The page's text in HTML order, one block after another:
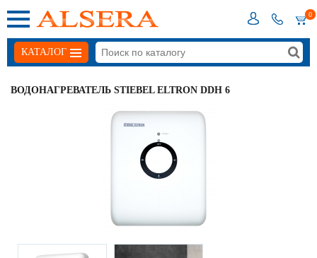
0
КАТАЛОГ
ВОДОНАГРЕВАТЕЛЬ STIEBEL ELTRON DDH 6